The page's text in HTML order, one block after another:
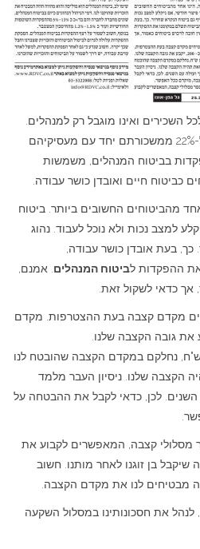
השכירים ואינו מוגבל רק למנהלים.
השכירים מפקידים בו בין 18% ל-22% ממשכורתם יחד עם מעסיקיהם
בביטוח המנהלים, משמשות
כביטוח חיים ואובדן כושר עבודה.
מהביטוחים החשובים ביותר. ביטוח
למצב נכות ולא נוכל לעבוד. נהוג
בעת אובדן כושר עבודה,
ההפקדות לביטוח המנהלים . אמנם,
אך כדאי לשקול זאת.
מקדם קצבה בעת ההצטרפות. מקדם
אם צברנו 1,000,000 ש"ח, נחלקם במקדם הקצבה שהובטח לנו
וזאת תהיה הקצבה שלנו. ניסיון העבר מלמד
לכן, כדאי לקבל את ההבטחה על
מסלולי קצבה, המאפשרים לקבוע את
בן זוגנו לאחר מותנו. חשוב
מבטיחים לנו את מקדם הקצבה.
את חסכונותינו במסלול השקעה